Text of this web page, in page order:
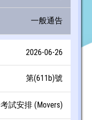
一般通告
2026-06-26
第(611b)號
試安排 (Movers)